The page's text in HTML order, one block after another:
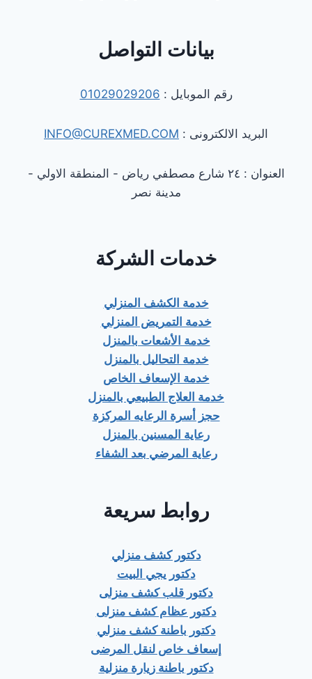
بيانات التواصل
رقم الموبايل : 01029029206
البريد الالكترونى : INFO@CUREXMED.COM
العنوان : ٢٤ شارع مصطفي رياض - المنطقة الاولي -
مدينة نصر
خدمات الشركة
خدمة الكشف المنزلي
خدمة التمريض المنزلي
خدمة الأشعات بالمنزل
خدمة التحاليل بالمنزل
خدمة الإسعاف الخاص
خدمة العلاج الطبيعي بالمنزل
حجز أسرة الرعايه المركزة
رعاية المسنين بالمنزل
رعاية المرضي بعد الشفاء
روابط سريعة
دكتور كشف منزلي
دكتور يجي البيت
دكتور قلب كشف منزلى
دكتور عظام كشف منزلى
دكتور باطنة كشف منزلي
إسعاف خاص لنقل المرضى
دكتور باطنة زيارة منزلية